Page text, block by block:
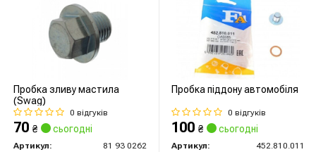
Пробка зливу мастила
(Swag)
0 відгуків
70 ₴ сьогодні
Артикул:
81 93 0262
Пробка піддону автомобіля
0 відгуків
100 ₴ сьогодні
Артикул:
452.810.011